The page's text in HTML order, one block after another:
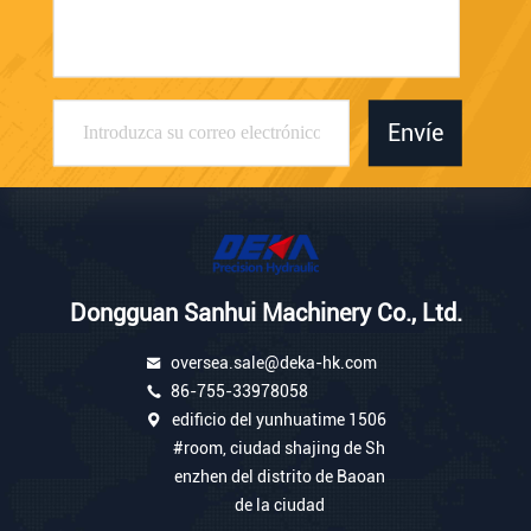
Envíe
Dongguan Sanhui Machinery Co., Ltd.
oversea.sale@deka-hk.com
86-755-33978058
edificio del yunhuatime 1506
#room, ciudad shajing de Sh
enzhen del distrito de Baoan
de la ciudad